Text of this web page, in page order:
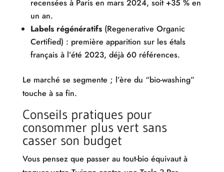
recensées à Paris en mars 2024, soit +35 % en
un an.
Labels régénératifs(Regenerative Organic
Certified) : première apparition sur les étals
français à l’été 2023, déjà 60 références.
Le marché se segmente ; l’ère du “bio-washing”
touche à sa fin.
Conseils pratiques pour
consommer plus vert sans
casser son budget
Vous pensez que passer au tout-bio équivaut à